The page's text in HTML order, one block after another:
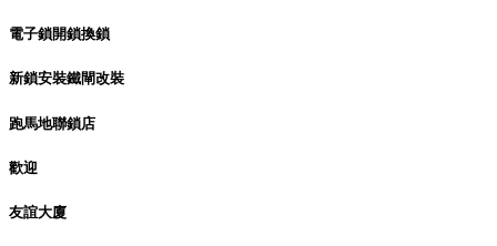
電子鎖開鎖換鎖
新鎖安裝鐵閘改裝
跑馬地聯鎖店
歡迎
友誼大廈